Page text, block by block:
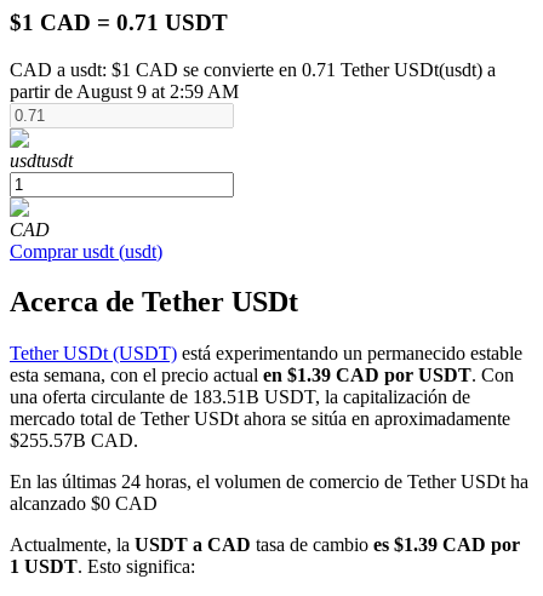
Futuros del USDT
Futuros COIN-M
Futuros de criptomonedas
TradFi
Derivados de acciones, divisas, metales preciosos y materias
primas
$1 CAD = 0.71 USDT
CAD a usdt: $1 CAD se convierte en 0.71 Tether USDt(usdt) a
partir de August 9 at 2:59 AM
usdtusdt
CAD
Comprar usdt (usdt)
Acerca de Tether USDt
Tether USDt (USDT) está experimentando un permanecido estable
esta semana, con el precio actual en $1.39 CAD por USDT. Con
una oferta circulante de 183.51B USDT, la capitalización de
mercado total de Tether USDt ahora se sitúa en aproximadamente
$255.57B CAD.
En las últimas 24 horas, el volumen de comercio de Tether USDt ha
alcanzado $0 CAD
Actualmente, la USDT a CAD tasa de cambio es $1.39 CAD por
1 USDT. Esto significa: